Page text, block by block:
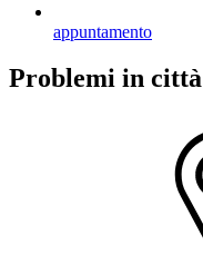
appuntamento
Problemi in città